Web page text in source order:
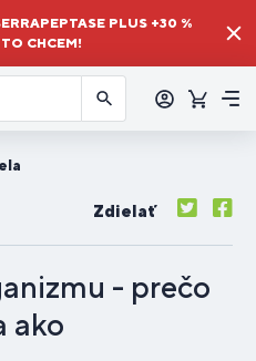
PLUS +30 %
CHCEM!
sa
Košík
Zdielať
- prečo
ako